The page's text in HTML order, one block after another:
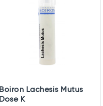
Boiron Lachesis Mutus
Dose K